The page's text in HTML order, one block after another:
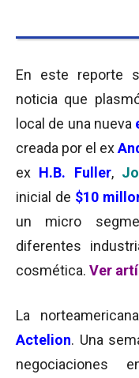
En este reporte
noticia que
local de una nueva
creada por el ex
ex H.B. Fuller,
inicial de $10
un micro
diferentes
cosmética. Ver
La
Actelion. Una